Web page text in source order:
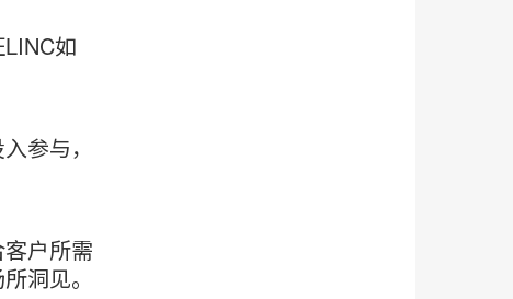
如
参与，
户所需
洞见。